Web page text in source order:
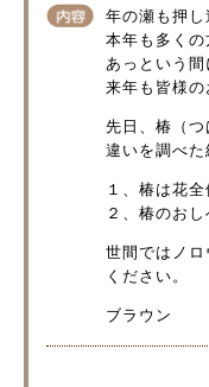
年の瀬も押し
本年も多く
あっという間
来年も皆様
先日、椿（
違いを調べた
１、椿は花
２、椿のお
世間ではノ
ください。
ブラウン